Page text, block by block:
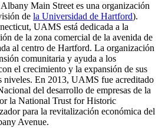
Main Street es una organización
de la Universidad de Hartford).
UAMS está dedicada a la
de la zona comercial de la avenida de
al centro de Hartford. La organización
comunitaria y ayuda a los
el crecimiento y la expansión de sus
niveles. En 2013, UAMS fue acreditado
del desarrollo de empresas de la
la National Trust for Historic
para la revitalización económica del
Avenue.